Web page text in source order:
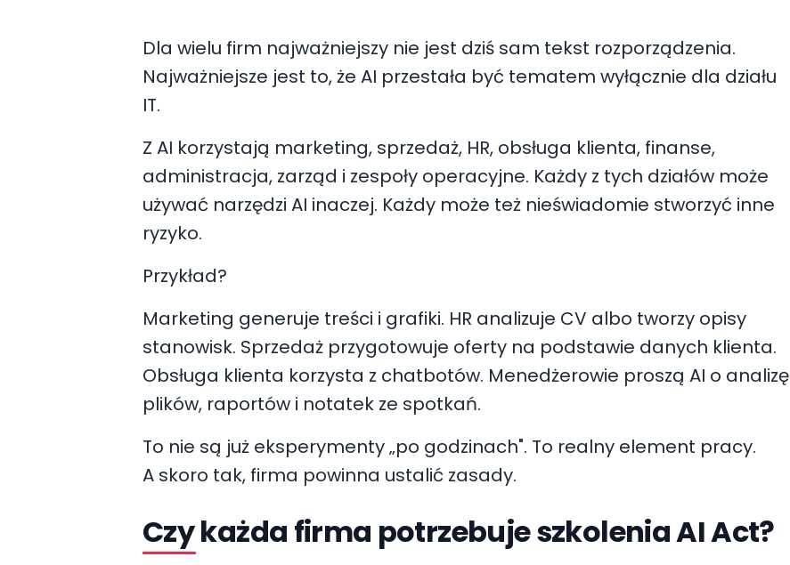
Dla wielu firm najważniejszy nie jest dziś sam tekst rozporządzenia.
Najważniejsze jest to, że AI przestała być tematem wyłącznie dla działu
IT.
Z AI korzystają marketing, sprzedaż, HR, obsługa klienta, finanse,
administracja, zarząd i zespoły operacyjne. Każdy z tych działów może
używać narzędzi AI inaczej. Każdy może też nieświadomie stworzyć inne
ryzyko.
Przykład?
Marketing generuje treści i grafiki. HR analizuje CV albo tworzy opisy
stanowisk. Sprzedaż przygotowuje oferty na podstawie danych klienta.
Obsługa klienta korzysta z chatbotów. Menedżerowie proszą AI o analizę
plików, raportów i notatek ze spotkań.
To nie są już eksperymenty „po godzinach". To realny element pracy.
A skoro tak, firma powinna ustalić zasady.
Czy każda firma potrzebuje szkolenia AI Act?